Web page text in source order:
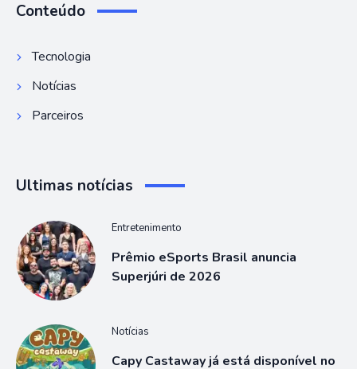
Conteúdo
Tecnologia
Notícias
Parceiros
Ultimas notícias
Entretenimento
Prêmio eSports Brasil anuncia
Superjúri de 2026
Notícias
Capy Castaway já está disponível no